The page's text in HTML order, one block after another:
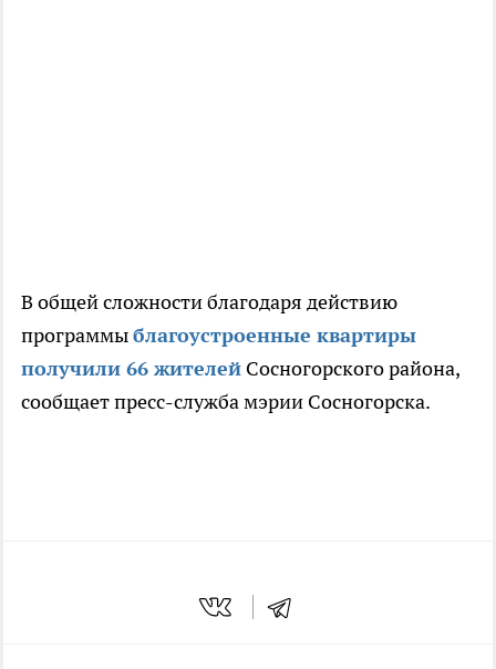
В общей сложности благодаря действию
программыблагоустроенные квартиры
получили 66 жителей Сосногорского района,
сообщает пресс-служба мэрии Сосногорска.